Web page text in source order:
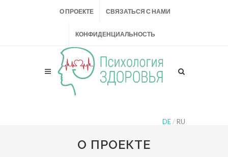
О ПРОЕКТЕ СВЯЗАТЬСЯ С НАМИ
КОНФИДЕНЦИАЛЬНОСТЬ
DE /RU
О ПРОЕКТЕ